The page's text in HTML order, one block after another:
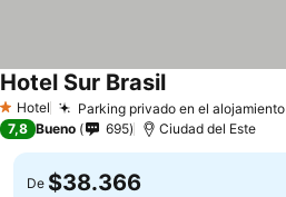
1 Estrellas
Hotel Parking privado en el alojamiento
Hotel Sur Brasil
7,8 Bueno 695 Ciudad del Este
De $38.366